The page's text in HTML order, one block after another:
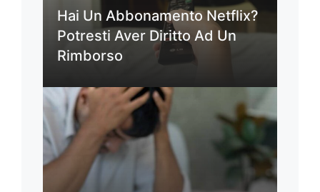
Hai Un Abbonamento Netflix?
Potresti Aver Diritto Ad Un
Rimborso